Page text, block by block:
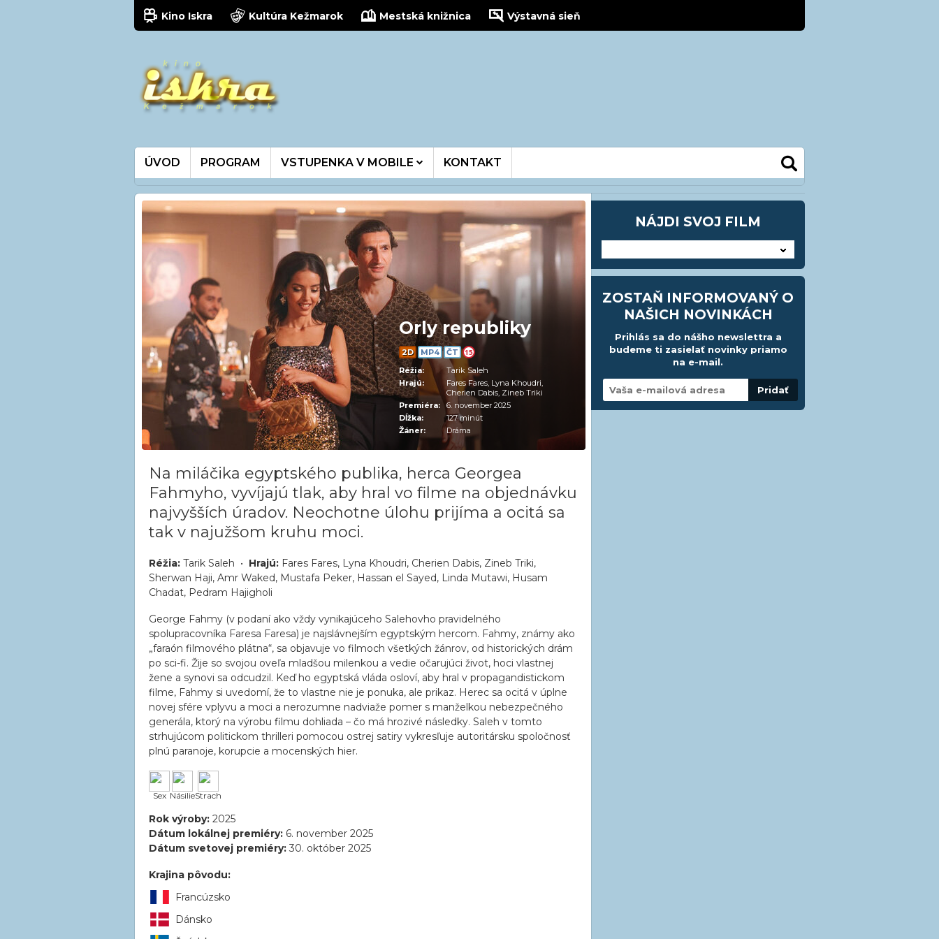
Kino Iskra Kultúra Kežmarok Mestská knižnica Výstavná sieň
ÚVOD PROGRAM VSTUPENKA V MOBILE KONTAKT
Orly republiky
2D MP4 ČT
15
Réžia:
Tarik Saleh
Hrajú:
Fares Fares, Lyna Khoudri,
Cherien Dabis, Zineb Triki
Premiéra:
6. november 2025
Dĺžka:
127 minút
Žáner:
Dráma
Na miláčika egyptského publika, herca Georgea
Fahmyho, vyvíjajú tlak, aby hral vo filme na objednávku
najvyšších úradov. Neochotne úlohu prijíma a ocitá sa
tak v najužšom kruhu moci.
Réžia: Tarik Saleh • Hrajú: Fares Fares, Lyna Khoudri, Cherien Dabis, Zineb Triki,
Sherwan Haji, Amr Waked, Mustafa Peker, Hassan el Sayed, Linda Mutawi, Husam
Chadat, Pedram Hajigholi
George Fahmy (v podaní ako vždy vynikajúceho Salehovho pravidelného
spolupracovníka Faresa Faresa) je najslávnejším egyptským hercom. Fahmy, známy ako
„faraón filmového plátna“, sa objavuje vo filmoch všetkých žánrov, od historických drám
po sci-fi. Žije so svojou oveľa mladšou milenkou a vedie očarujúci život, hoci vlastnej
žene a synovi sa odcudzil. Keď ho egyptská vláda osloví, aby hral v propagandistickom
filme, Fahmy si uvedomí, že to vlastne nie je ponuka, ale prikaz. Herec sa ocitá v úplne
novej sfére vplyvu a moci a nerozumne nadviaže pomer s manželkou nebezpečného
generála, ktorý na výrobu filmu dohliada – čo má hrozivé následky. Saleh v tomto
strhujúcom politickom thrilleri pomocou ostrej satiry vykresľuje autoritársku spoločnosť
plnú paranoje, korupcie a mocenských hier.
Sex NásilieStrach
Rok výroby: 2025
Dátum lokálnej premiéry: 6. november 2025
Dátum svetovej premiéry: 30. október 2025
Krajina pôvodu:
Francúzsko
Dánsko
NÁJDI SVOJ FILM
ZOSTAŇ INFORMOVANÝ O
NAŠICH NOVINKÁCH
Prihlás sa do nášho newslettra a
budeme ti zasielať novinky priamo
na e-mail.